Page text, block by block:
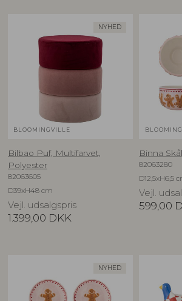
NYHED
BLOOMINGVILLE
Bilbao Puf, Multifarvet,
Polyester
82063605
D39xH48 cm
Vejl. udsalgspris
1.399,00 DKK
Binna
82063280
D12,5xH6,5
Vejl.
599,00
NYHED